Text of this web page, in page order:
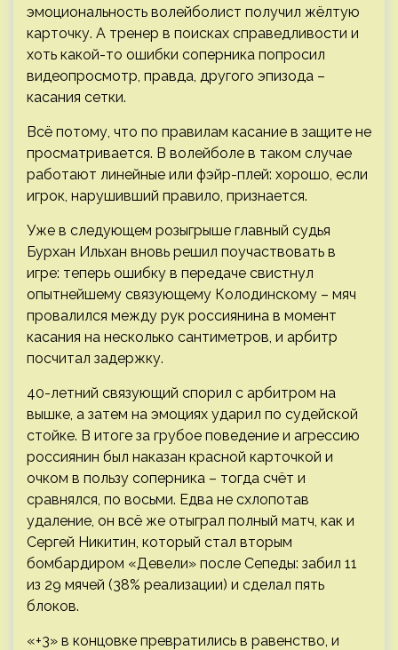
эмоциональность волейболист получил жёлтую
карточку. А тренер в поисках справедливости и
хоть какой-то ошибки соперника попросил
видеопросмотр, правда, другого эпизода –
касания сетки.
Всё потому, что по правилам касание в защите не
просматривается. В волейболе в таком случае
работают линейные или фэйр-плей: хорошо, если
игрок, нарушивший правило, признается.
Уже в следующем розыгрыше главный судья
Бурхан Ильхан вновь решил поучаствовать в
игре: теперь ошибку в передаче свистнул
опытнейшему связующему Колодинскому – мяч
провалился между рук россиянина в момент
касания на несколько сантиметров, и арбитр
посчитал задержку.
40-летний связующий спорил с арбитром на
вышке, а затем на эмоциях ударил по судейской
стойке. В итоге за грубое поведение и агрессию
россиянин был наказан красной карточкой и
очком в пользу соперника – тогда счёт и
сравнялся, по восьми. Едва не схлопотав
удаление, он всё же отыграл полный матч, как и
Сергей Никитин, который стал вторым
бомбардиром «Девели» после Сепеды: забил 11
из 29 мячей (38% реализации) и сделал пять
блоков.
«+3» в концовке превратились в равенство, и